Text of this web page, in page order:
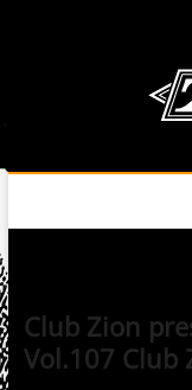
Club Zion
Vol.107 Club